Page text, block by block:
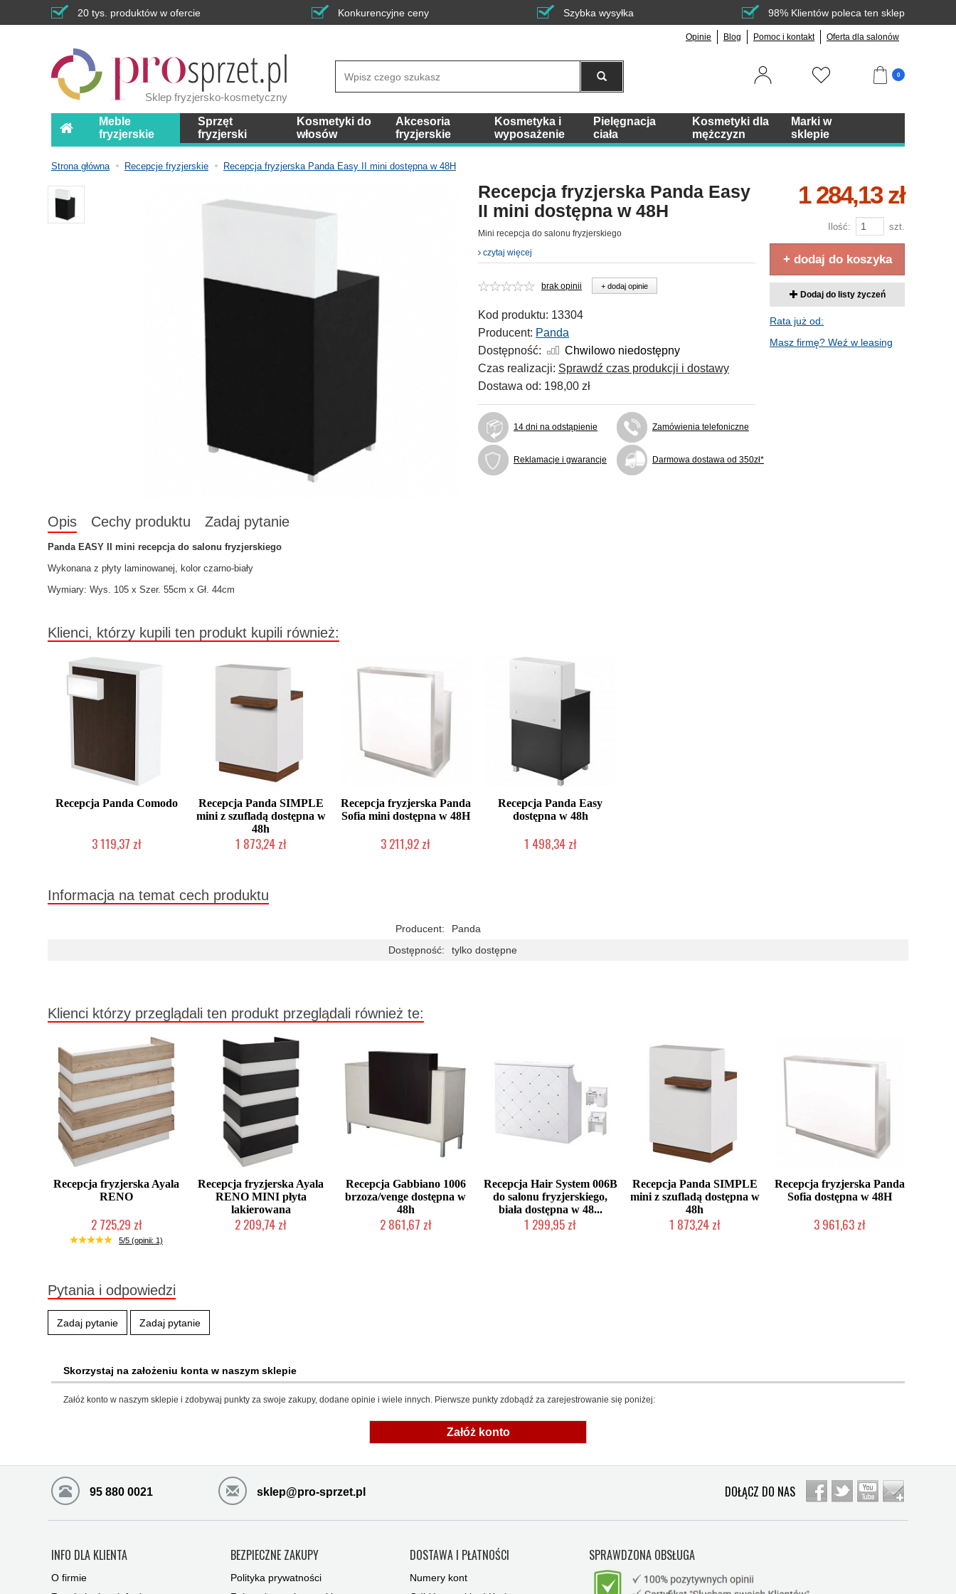
20 tys. produktów w ofercie Konkurencyjne ceny Szybka wysyłka 98% Klientów poleca ten sklep
Opinie Blog Pomoc i kontakt Oferta dla salonów
Sklep fryzjersko-kosmetyczny
0
Meble
fryzjerskie
Sprzęt
fryzjerski
Kosmetyki do
włosów
Akcesoria
fryzjerskie
Kosmetyka i
wyposażenie
Pielęgnacja
ciała
Kosmetyki dla
mężczyzn
Marki w
sklepie
Strona główna Recepcje fryzjerskie Recepcja fryzjerska Panda Easy II mini dostępna w 48H
Recepcja fryzjerska Panda Easy
II mini dostępna w 48H
Mini recepcja do salonu fryzjerskiego
czytaj więcej
brak opinii + dodaj opinie
Kod produktu: 13304
Producent: Panda
Dostępność:
Chwilowo niedostępny
Czas realizacji: Sprawdź czas produkcji i dostawy
Dostawa od: 198,00 zł
14 dni na odstąpienie Zamówienia telefoniczne
Reklamacje i gwarancje Darmowa dostawa od 350zł*
1 284,13 zł
Ilość: szt.
+ dodaj do koszyka
Dodaj do listy życzeń
Rata już od:
Masz firmę? Weź w leasing
Opis Cechy produktu Zadaj pytanie
Panda EASY II mini recepcja do salonu fryzjerskiego
Wykonana z płyty laminowanej, kolor czarno-biały
Wymiary: Wys. 105 x Szer. 55cm x Gł. 44cm
Klienci, którzy kupili ten produkt kupili również:
Recepcja Panda Comodo
3 119,37 zł
Recepcja Panda SIMPLE
mini z szufladą dostępna w
48h
1 873,24 zł
Recepcja fryzjerska Panda
Sofia mini dostępna w 48H
3 211,92 zł
Recepcja Panda Easy
dostępna w 48h
1 498,34 zł
Informacja na temat cech produktu
Producent:
Panda
Dostępność:
tylko dostępne
Klienci którzy przeglądali ten produkt przeglądali również te:
Recepcja fryzjerska Ayala
RENO
2 725,29 zł
Produkcja na zamówienie Klienta
5/5 (opinii: 1)
Recepcja fryzjerska Ayala
RENO MINI płyta
lakierowana
2 209,74 zł
Recepcja Gabbiano 1006
brzoza/venge dostępna w
48h
2 861,67 zł
Recepcja Hair System 006B
do salonu fryzjerskiego,
biała dostępna w 48...
1 299,95 zł
Recepcja Panda SIMPLE
mini z szufladą dostępna w
48h
1 873,24 zł
Recepcja fryzjerska Panda
Sofia dostępna w 48H
3 961,63 zł
Pytania i odpowiedzi
Zadaj pytanie Zadaj pytanie
Skorzystaj na założeniu konta w naszym sklepie
Załóż konto w naszym sklepie i zdobywaj punkty za swoje zakupy, dodane opinie i wiele innych. Pierwsze punkty zdobądź za zarejestrowanie się poniżej:
Załóż konto
95 880 0021 sklep@pro-sprzet.pl DOŁĄCZ DO NAS
INFO DLA KLIENTA
O firmie
BEZPIECZNE ZAKUPY
Polityka prywatności
DOSTAWA I PŁATNOŚCI
Numery kont
SPRAWDZONA OBSŁUGA